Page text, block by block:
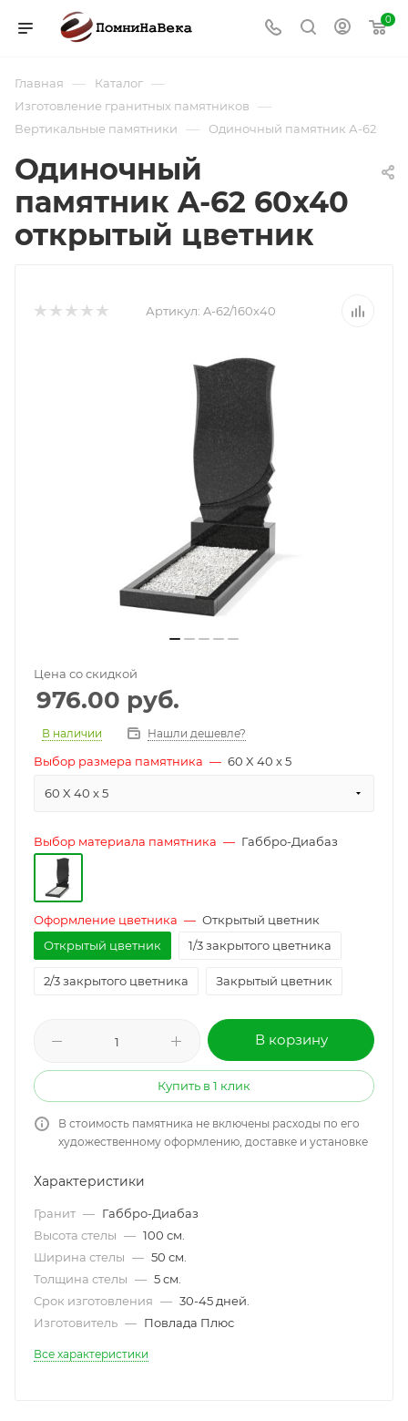
0
Главная — Каталог —
Изготовление гранитных памятников —
Вертикальные памятники — Одиночный памятник А-62
Одиночный
памятник A-62 60х40
открытый цветник
Артикул: A-62/160х40
Цена со скидкой
976.00 руб.
В наличии Нашли дешевле?
Выбор размера памятника — 60 X 40 x 5
60 X 40 x 5
Выбор материала памятника — Габбро-Диабаз
Оформление цветника — Открытый цветник
Открытый цветник
1/3 закрытого цветника
2/3 закрытого цветника Закрытый цветник
В корзину
Купить в 1 клик
В стоимость памятника не включены расходы по его
художественному оформлению, доставке и установке
Характеристики
Гранит — Габбро-Диабаз
Высота стелы — 100 см.
Ширина стелы — 50 см.
Толщина стелы — 5 см.
Срок изготовления — 30-45 дней.
Изготовитель — Повлада Плюс
Все характеристики